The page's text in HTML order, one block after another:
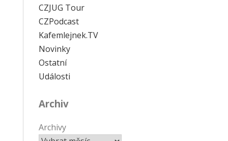
CZJUG Tour
CZPodcast
Kafemlejnek.TV
Novinky
Ostatní
Události
Archiv
Archivy